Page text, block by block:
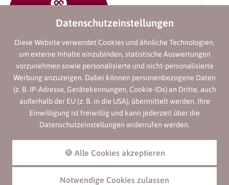
Datenschutzeinstellungen
Diese Website verwendet Cookies und ähnliche Technologien,
um externe Inhalte einzubinden, statistische Auswertungen
vorzunehmen sowie personalisierte und nicht-personalisierte
Werbung anzuzeigen. Dabei können personenbezogene Daten
(z. B. IP-Adresse, Gerätekennungen, Cookie-IDs) an Dritte, auch
außerhalb der EU (z. B. in die USA), übermittelt werden. Ihre
Einwilligung ist freiwillig und kann jederzeit über die
Datenschutzeinstellungen widerrufen werden.
🍪 Alle Cookies akzeptieren
Notwendige Cookies zulassen